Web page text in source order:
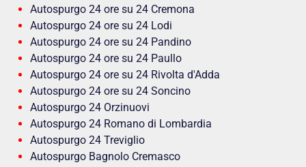
Autospurgo 24 ore su 24 Cremona
Autospurgo 24 ore su 24 Lodi
Autospurgo 24 ore su 24 Pandino
Autospurgo 24 ore su 24 Paullo
Autospurgo 24 ore su 24 Rivolta d'Adda
Autospurgo 24 ore su 24 Soncino
Autospurgo 24 Orzinuovi
Autospurgo 24 Romano di Lombardia
Autospurgo 24 Treviglio
Autospurgo Bagnolo Cremasco